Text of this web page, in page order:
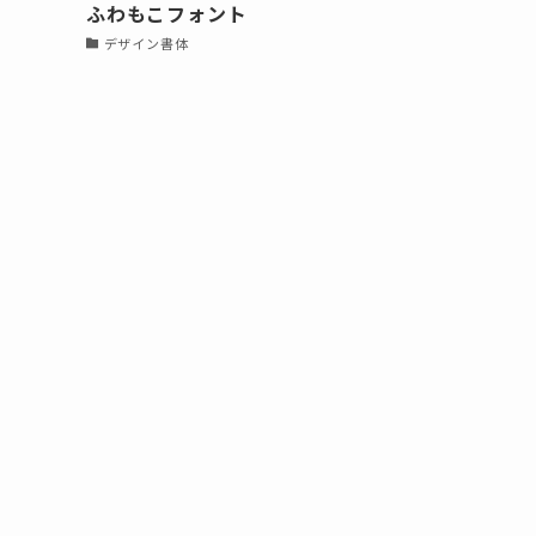
ふわもこフォント
デザイン書体